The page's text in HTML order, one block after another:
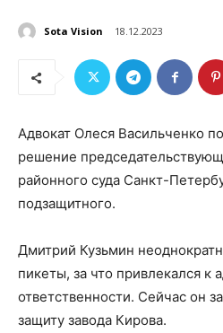
Sota Vision 18.12.2023
Адвокат Олеся Васильченко
решение
районного суда Санкт-
подзащитного.
Дмитрий Кузьмин
пикеты, за что привлекался к
ответственности. Сейчас он
защиту завода Кирова.